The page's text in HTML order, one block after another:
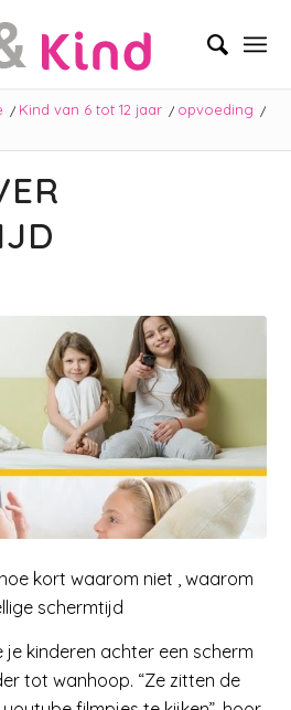
/ Kind van 6 tot 12 jaar / opvoeding /
kort waarom niet , waarom
schermtijd
je kinderen achter een scherm
tot wanhoop. “Ze zitten de